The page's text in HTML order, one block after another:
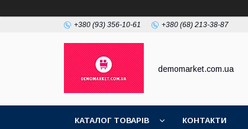
+380 (93) 356-10-61 +380 (68) 213-38-87
demomarket.com.ua
КАТАЛОГ ТОВАРІВ КОНТАКТИ